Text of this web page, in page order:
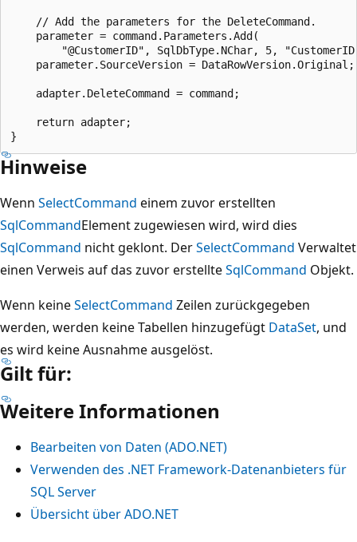
    // Add the parameters for the DeleteCommand.
    parameter = command.Parameters.Add(
"@CustomerID", SqlDbType.NChar, 5,
    parameter.SourceVersion = DataRowVersion.Original;
    adapter.DeleteCommand = command;
    return adapter;
Hinweise
Wenn SelectCommand einem zuvor erstellten
SqlCommandElement zugewiesen wird, wird dies
SqlCommand nicht geklont. DerSelectCommand Verwaltet
einen Verweis auf das zuvor erstellteSqlCommand Objekt.
Wenn keineSelectCommand Zeilen zurückgegeben
werden, werden keine Tabellen hinzugefügt DataSet, und
es wird keine Ausnahme ausgelöst.
Gilt für:
Weitere Informationen
Bearbeiten von Daten (ADO.NET)
Verwenden des .NET Framework-Datenanbieters für
SQL Server
Übersicht über ADO.NET